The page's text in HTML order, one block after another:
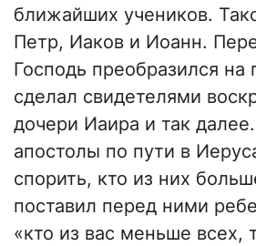
ближайших учеников.
Петр, Иаков и Иоанн.
Господь преобразился на
сделал свидетелями
дочери Иаира и так
апостолы по пути в
спорить, кто из них
поставил перед ними
«кто из вас меньше всех,